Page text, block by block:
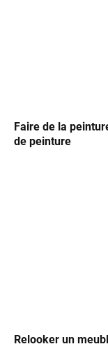
Faire de la
de peinture
Relooker un